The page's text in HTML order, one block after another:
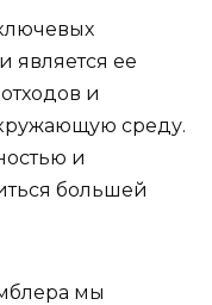
является ее
и
среду.
и
большей
мы